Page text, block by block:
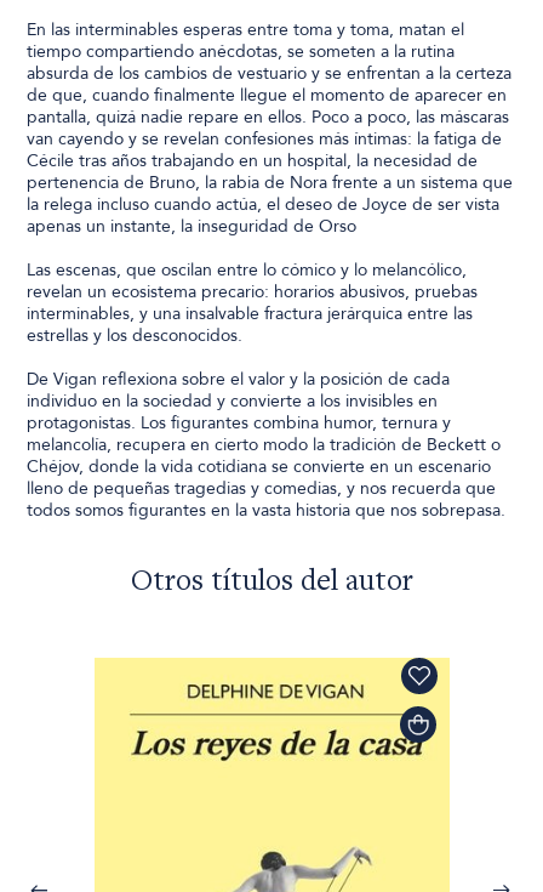
En las interminables esperas entre toma y toma, matan el
tiempo compartiendo anécdotas, se someten a la rutina
absurda de los cambios de vestuario y se enfrentan a la certeza
de que, cuando finalmente llegue el momento de aparecer en
pantalla, quizá nadie repare en ellos. Poco a poco, las máscaras
van cayendo y se revelan confesiones más íntimas: la fatiga de
Cécile tras años trabajando en un hospital, la necesidad de
pertenencia de Bruno, la rabia de Nora frente a un sistema que
la relega incluso cuando actúa, el deseo de Joyce de ser vista
apenas un instante, la inseguridad de Orso
Las escenas, que oscilan entre lo cómico y lo melancólico,
revelan un ecosistema precario: horarios abusivos, pruebas
interminables, y una insalvable fractura jerárquica entre las
estrellas y los desconocidos.
De Vigan reflexiona sobre el valor y la posición de cada
individuo en la sociedad y convierte a los invisibles en
protagonistas. Los figurantes combina humor, ternura y
melancolía, recupera en cierto modo la tradición de Beckett o
Chéjov, donde la vida cotidiana se convierte en un escenario
lleno de pequeñas tragedias y comedias, y nos recuerda que
todos somos figurantes en la vasta historia que nos sobrepasa.
Otros títulos del autor